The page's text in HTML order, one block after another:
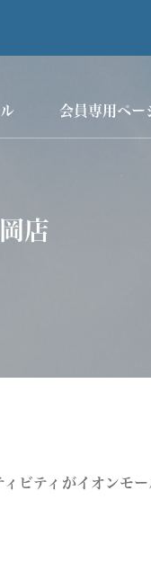
会員専用ペー
店
ビティがイオンモ